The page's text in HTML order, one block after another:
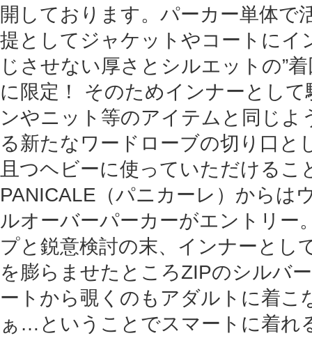
開しております。パーカー単体で
提としてジャケットやコートにイ
じさせない厚さとシルエットの”
に限定！ そのためインナーとし
ンやニット等のアイテムと同じよ
る新たなワードローブの切り口と
且つヘビーに使っていただけるこ
PANICALE（パニカーレ）からは
ルオーバーパーカーがエントリー
プと鋭意検討の末、インナーとし
を膨らませたところZIPのシルバ
ートから覗くのもアダルトに着こ
ぁ…ということでスマートに着れ